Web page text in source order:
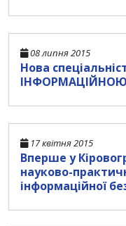
08 липня 2015
Нова
17 квітня 2015
Вперше у
науково-
інформаційної